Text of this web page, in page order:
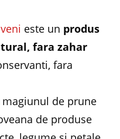
este un produs
fara zahar
fara
magiunul de prune
de produse